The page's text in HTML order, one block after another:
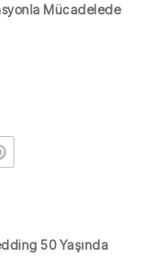
Mücadelede
50 Yaşında